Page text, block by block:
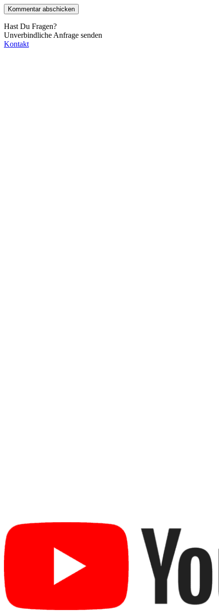
Hast Du Fragen?
Unverbindliche Anfrage senden
Kontakt